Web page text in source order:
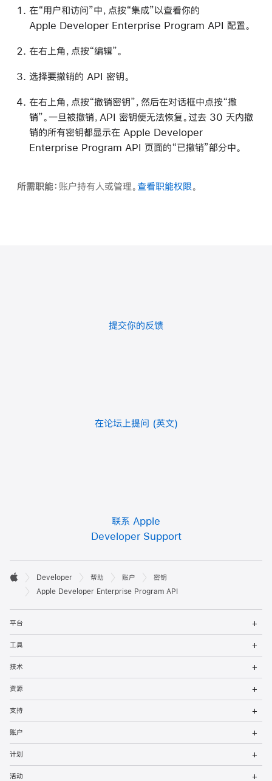
在“用户和访问”中，点按“集成”以查看你的
Apple Developer Enterprise Program API 配置。
在右上角，点按“编辑”。
选择要撤销的 API 密钥。
在右上角，点按“撤销密钥”，然后在对话框中点按“撤
销”。一旦被撤销，API 密钥便无法恢复。过去 30 天内撤
销的所有密钥都显示在 Apple Developer
Enterprise Program API 页面的“已撤销”部分中。
所需职能： 账户持有人或管理。 查看职能权限。
提交你的反馈
在论坛上提问
联系 Apple
Developer Support
开
者
页
脚

Apple
Developer 帮助 账户
密钥
Apple Developer Enterprise Program API
平台
工具
技术
资源
支持
账户
计划
活动